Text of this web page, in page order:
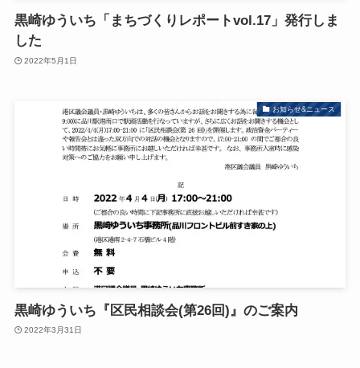
黒崎ゆういち「まちづくりレポートvol.17」発行しま
した
2022年5月1日
お知らせ&ニュース
黒崎ゆういち『区民相談会(第26回)』のご案内
2022年3月31日